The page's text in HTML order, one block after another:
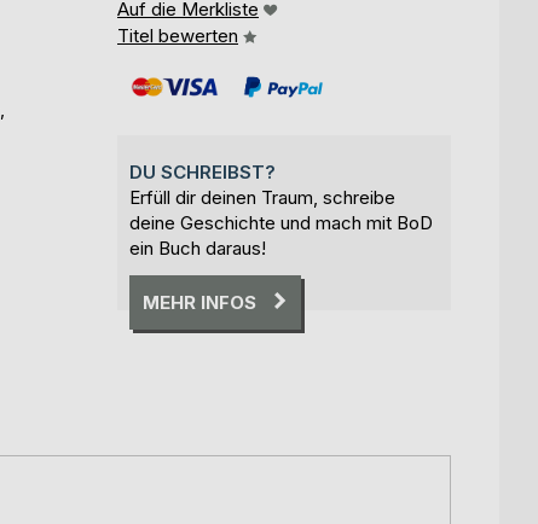
Auf die Merkliste
Titel bewerten
DU SCHREIBST?
Erfüll dir deinen Traum, schreibe
deine Geschichte und mach mit BoD
ein Buch daraus!
MEHR INFOS